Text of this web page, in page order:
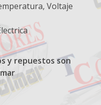
Voltaje
y repuestos son